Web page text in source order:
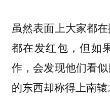
虽然表面上大家都在
都在发红包，但如
作，会发现他们看
的东西却称得上南辕